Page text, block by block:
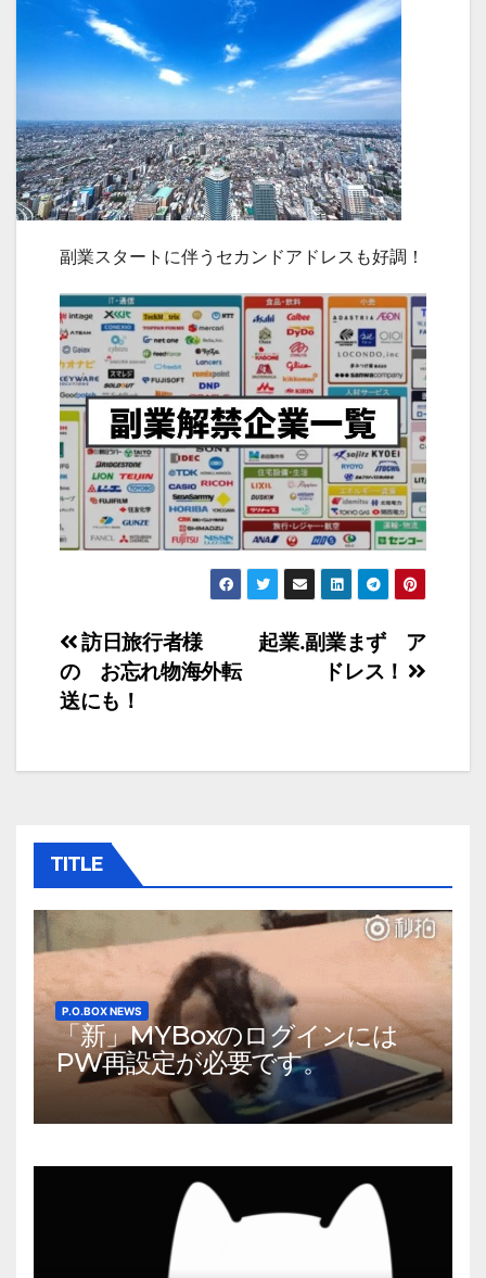
副業スタートに伴うセカンドアドレスも好調！
投
稿
ビ
ー
シ
ョ
ン
起業.副業まず ア
ドレス！
訪日旅行者様
の お忘れ物海外転
送にも！
TITLE
P.O.BOX NEWS
「新」MYBoxのログインには
PW再設定が必要です。